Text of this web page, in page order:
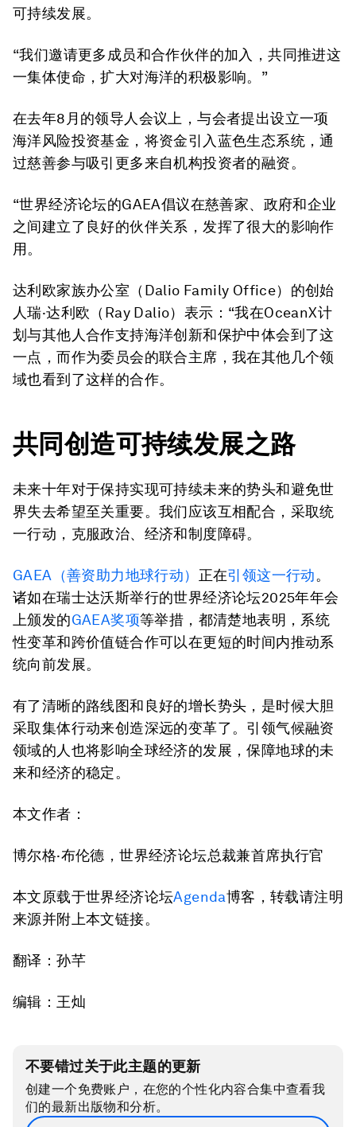
可持续发展。
“我们邀请更多成员和合作伙伴的加入，共同推进这
一集体使命，扩大对海洋的积极影响。”
在去年8月的领导人会议上，与会者提出设立一项
海洋风险投资基金，将资金引入蓝色生态系统，通
过慈善参与吸引更多来自机构投资者的融资。
“世界经济论坛的GAEA倡议在慈善家、政府和企业
之间建立了良好的伙伴关系，发挥了很大的影响作
用。
达利欧家族办公室（Dalio Family Office）的创始
人瑞·达利欧（Ray Dalio）表示：“我在OceanX计
划与其他人合作支持海洋创新和保护中体会到了这
一点，而作为委员会的联合主席，我在其他几个领
域也看到了这样的合作。
共同创造可持续发展之路
未来十年对于保持实现可持续未来的势头和避免世
界失去希望至关重要。我们应该互相配合，采取统
一行动，克服政治、经济和制度障碍。
GAEA（善资助力地球行动） 正在引领这一行动。
诸如在瑞士达沃斯举行的世界经济论坛2025年年会
上颁发的GAEA奖项等举措，都清楚地表明，系统
性变革和跨价值链合作可以在更短的时间内推动系
统向前发展。
有了清晰的路线图和良好的增长势头，是时候大胆
采取集体行动来创造深远的变革了。引领气候融资
领域的人也将影响全球经济的发展，保障地球的未
来和经济的稳定。
本文作者：
博尔格·布伦德，世界经济论坛总裁兼首席执行官
本文原载于世界经济论坛Agenda博客，转载请注明
来源并附上本文链接。
翻译：孙芊
编辑：王灿
不要错过关于此主题的更新
创建一个免费账户，在您的个性化内容合集中查看我
们的最新出版物和分析。